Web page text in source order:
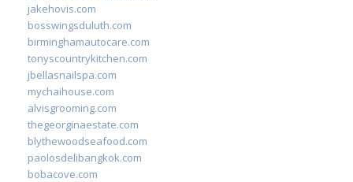
jakehovis.com
bosswingsduluth.com
birminghamautocare.com
tonyscountrykitchen.com
jbellasnailspa.com
mychaihouse.com
alvisgrooming.com
thegeorginaestate.com
blythewoodseafood.com
paolosdelibangkok.com
bobacove.com